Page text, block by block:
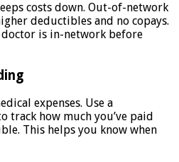
costs down. Out-of-network
deductibles and no copays.
is in-network before
expenses. Use a
track how much you’ve paid
This helps you know when